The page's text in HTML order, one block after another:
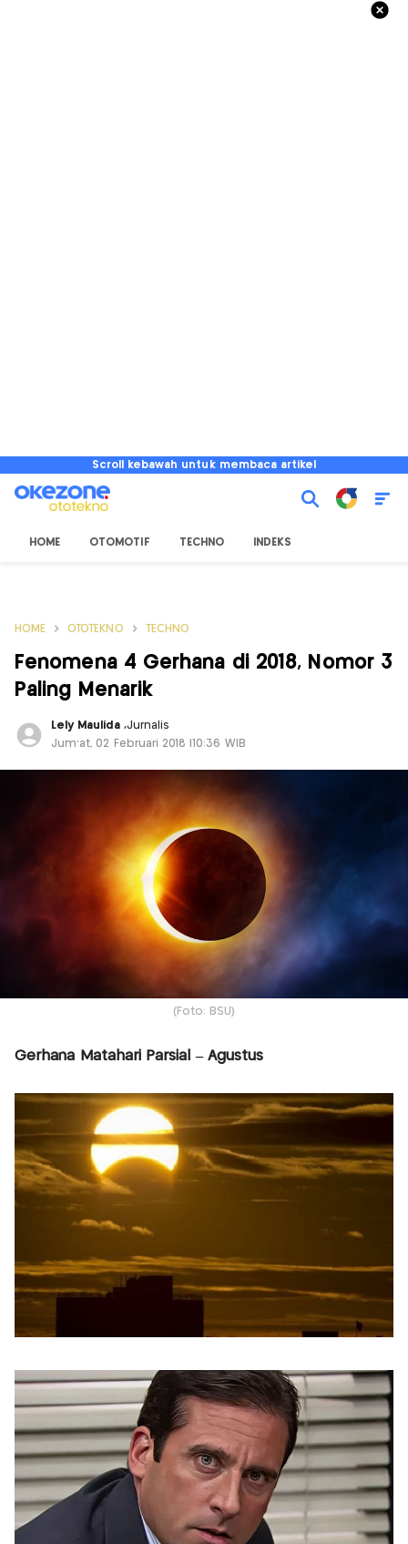
Scroll kebawah untuk membaca artikel
HOME OTOMOTIF TECHNO INDEKS
HOME OTOTEKNO TECHNO
Fenomena 4 Gerhana di 2018, Nomor 3
Paling Menarik
Lely Maulida ,Jurnalis
Jum'at, 02 Februari 2018 |10:36 WIB
(Foto: BSU)
Gerhana Matahari Parsial – Agustus